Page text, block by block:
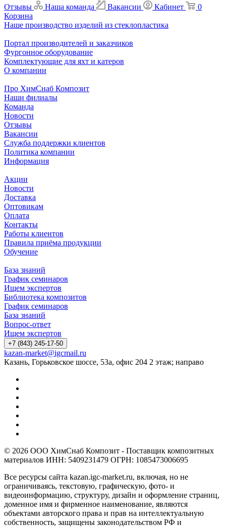
Отзывы
Наша команда Вакансии Кабинет
0
Корзина
Наше производство изделий из стеклопластика
Портал производителей и заказчиков
Фургонное оборудование
Комплектующие для яхт и катеров
О компании
Про ХимСнаб Композит
Наши филиалы
Команда
Новости
Отзывы
Вакансии
Служба поддержки клиентов
Политика компании
Информация
Акции
Новости
Доставка
Оптовикам
Оплата
Контакты
Работы клиентов
Правила приёма продукции
Обучение
База знаний
График семинаров
Ищем экспертов
Библиотека композитов
График семинаров
База знаний
Вопрос-ответ
Ищем экспертов
+7 (843) 245-17-50
kazan-market@igcmail.ru
Казань, ​Горьковское шоссе, 53а, офис 204 2 этаж; направо
© 2026 ООО ХимСнаб Композит - Поставщик композитных
материалов ИНН: 5409231479 ОГРН: 1085473006695
Все ресурсы сайта kazan.igc-market.ru, включая, но не
ограничиваясь, текстовую, графическую, фото- и
видеоинформацию, структуру, дизайн и оформление страниц,
доменное имя и фирменное наименование, являются
объектами авторского права и прав на интеллектуальную
собственность, защищены законодательством РФ и